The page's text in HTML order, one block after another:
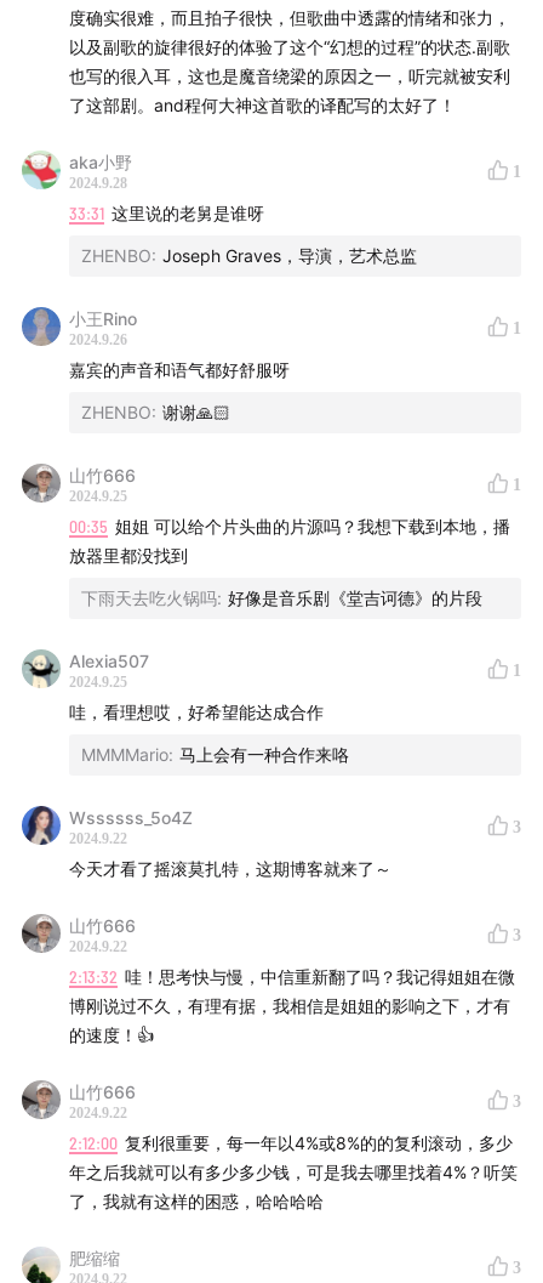
度确实很难，而且拍子很快，但歌曲中透露的情绪和张力，
以及副歌的旋律很好的体验了这个“幻想的过程”的状态.副歌
也写的很入耳，这也是魔音绕梁的原因之一，听完就被安利
了这部剧。and程何大神这首歌的译配写的太好了！
aka小野
2024.9.28
1
33:31 这里说的老舅是谁呀
ZHENBO: Joseph Graves，导演，艺术总监
小王Rino
2024.9.26
1
嘉宾的声音和语气都好舒服呀
ZHENBO: 谢谢🙏🏻
山竹666
2024.9.25
1
00:35 姐姐 可以给个片头曲的片源吗？我想下载到本地，播
放器里都没找到
下雨天去吃火锅吗: 好像是音乐剧《堂吉诃德》的片段
Alexia507
2024.9.25
1
哇，看理想哎，好希望能达成合作
MMMMario: 马上会有一种合作来咯
Wssssss_5o4Z
2024.9.22
3
今天才看了摇滚莫扎特，这期博客就来了～
山竹666
2024.9.22
3
2:13:32 哇！思考快与慢，中信重新翻了吗？我记得姐姐在微
博刚说过不久，有理有据，我相信是姐姐的影响之下，才有
的速度！👍
山竹666
2024.9.22
3
2:12:00 复利很重要，每一年以4%或8%的的复利滚动，多少
年之后我就可以有多少多少钱，可是我去哪里找着4%？听笑
了，我就有这样的困惑，哈哈哈哈
肥缩缩
2024.9.22
3